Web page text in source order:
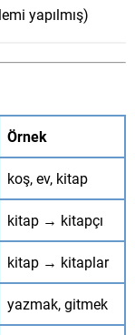
yapılmış)
Örnek
koş, ev, kitap
kitap → kitapçı
kitap → kitaplar
yazmak, gitmek